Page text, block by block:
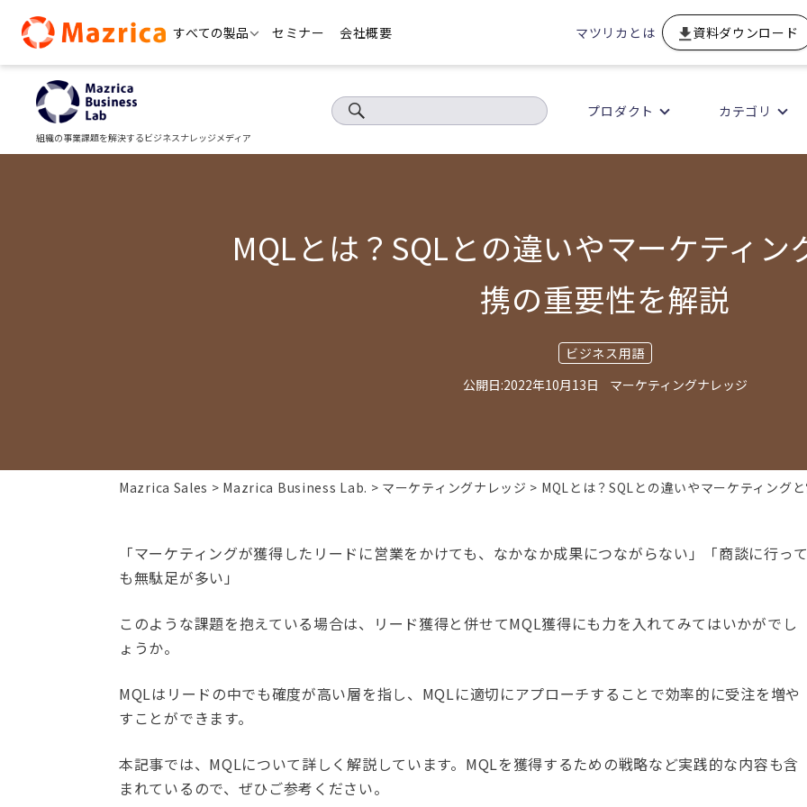
content
すべての製品 セミナー 会社概要 マツリカとは 資料ダウンロード
組織の事業課題を解決するビジネスナレッジメディア
プロダクト カテゴリ
MQLとは？SQLとの違いやマーケティン
携の重要性を解説
ビジネス用語
2022年10月13日
マーケティングナレッジ
Mazrica Sales Mazrica Business Lab. マーケティングナレッジ MQLとは？SQLとの違いやマーケティング
「マーケティングが獲得したリードに営業をかけても、なかなか成果につながらない」「商談に行って
も無駄足が多い」
このような課題を抱えている場合は、リード獲得と併せてMQL獲得にも力を入れてみてはいかがでし
ょうか。
MQLはリードの中でも確度が高い層を指し、MQLに適切にアプローチすることで効率的に受注を増や
すことができます。
本記事では、MQLについて詳しく解説しています。MQLを獲得するための戦略など実践的な内容も含
まれているので、ぜひご参考ください。